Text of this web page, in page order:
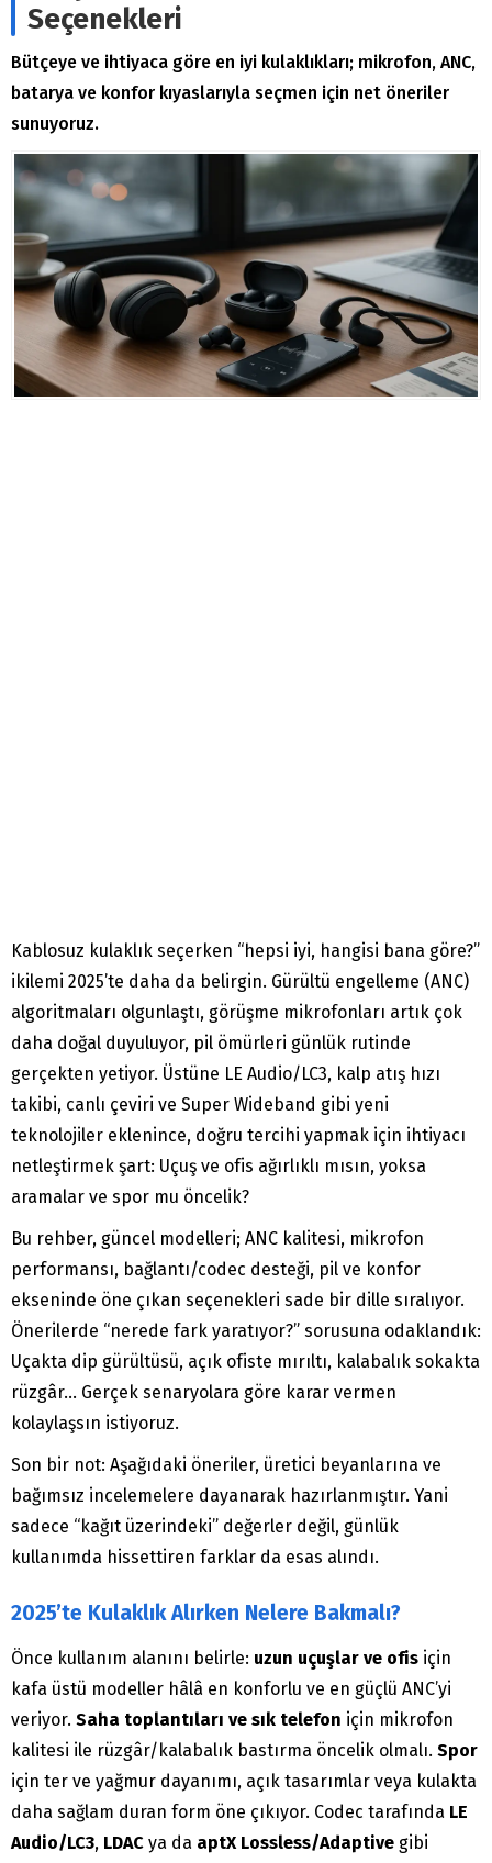
Seçenekleri
Bütçeye ve ihtiyaca göre en iyi kulaklıkları; mikrofon, ANC,
batarya ve konfor kıyaslarıyla seçmen için net öneriler
sunuyoruz.
Kablosuz kulaklık seçerken “hepsi iyi, hangisi bana göre?”
ikilemi 2025’te daha da belirgin. Gürültü engelleme (ANC)
algoritmaları olgunlaştı, görüşme mikrofonları artık çok
daha doğal duyuluyor, pil ömürleri günlük rutinde
gerçekten yetiyor. Üstüne LE Audio/LC3, kalp atış hızı
takibi, canlı çeviri ve Super Wideband gibi yeni
teknolojiler eklenince, doğru tercihi yapmak için ihtiyacı
netleştirmek şart: Uçuş ve ofis ağırlıklı mısın, yoksa
aramalar ve spor mu öncelik?
Bu rehber, güncel modelleri; ANC kalitesi, mikrofon
performansı, bağlantı/codec desteği, pil ve konfor
ekseninde öne çıkan seçenekleri sade bir dille sıralıyor.
Önerilerde “nerede fark yaratıyor?” sorusuna odaklandık:
Uçakta dip gürültüsü, açık ofiste mırıltı, kalabalık sokakta
rüzgâr… Gerçek senaryolara göre karar vermen
kolaylaşsın istiyoruz.
Son bir not: Aşağıdaki öneriler, üretici beyanlarına ve
bağımsız incelemelere dayanarak hazırlanmıştır. Yani
sadece “kağıt üzerindeki” değerler değil, günlük
kullanımda hissettiren farklar da esas alındı.
2025’te Kulaklık Alırken Nelere Bakmalı?
Önce kullanım alanını belirle: uzun uçuşlar ve ofis için
kafa üstü modeller hâlâ en konforlu ve en güçlü ANC’yi
veriyor. Saha toplantıları ve sık telefon için mikrofon
kalitesi ile rüzgâr/kalabalık bastırma öncelik olmalı. Spor
için ter ve yağmur dayanımı, açık tasarımlar veya kulakta
daha sağlam duran form öne çıkıyor. Codec tarafında LE
Audio/LC3, LDAC ya da aptX Lossless/Adaptive gibi